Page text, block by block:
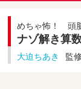
めちゃ怖！ 頭
ナゾ解き算
大迫ちあき 監